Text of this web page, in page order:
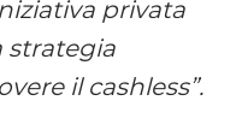
privata
strategia
il cashless”.